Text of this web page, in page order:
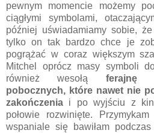
pewnym momencie możemy
ciągłymi symbolami,
później uświadamiamy sobie,
tylko on tak bardzo chce je
pogrążać w coraz większym
Mitchel oprócz masy symboli
również wesołą ferajnę
pobocznych, które nawet nie
zakończenia i po wyjściu z
połowie rozwinięte.
wspaniale się bawiłam